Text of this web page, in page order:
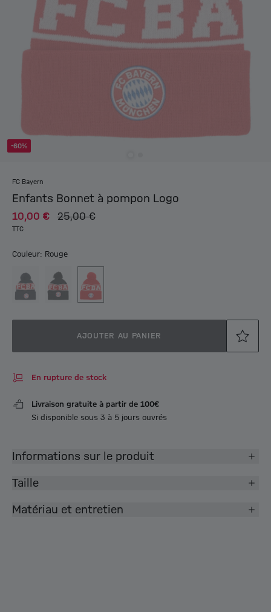
-60%
FC Bayern
Enfants Bonnet à pompon Logo
10,00 € 25,00 €
TTC
Couleur: Rouge
AJOUTER AU PANIER
En rupture de stock
Livraison gratuite à partir de 100€
Si disponible sous 3 à 5 jours ouvrés
Informations sur le produit
Taille
Matériau et entretien